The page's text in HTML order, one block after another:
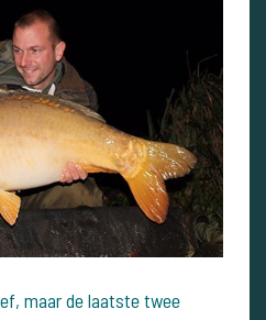
maar de laatste twee